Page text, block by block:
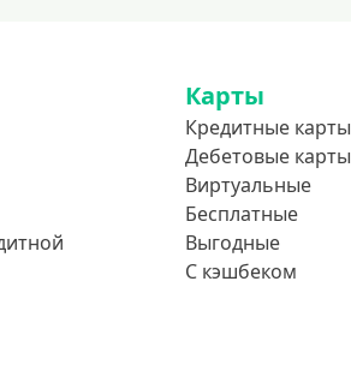
Карты
Кредитные карты
Дебетовые карты
Виртуальные
Бесплатные
Выгодные
С кэшбеком